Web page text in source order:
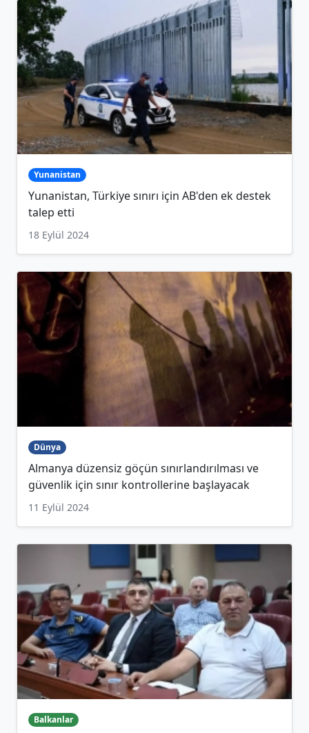
Yunanistan
Yunanistan, Türkiye sınırı için AB'den ek destek
talep etti
18 Eylül 2024
Dünya
Almanya düzensiz göçün sınırlandırılması ve
güvenlik için sınır kontrollerine başlayacak
11 Eylül 2024
Balkanlar